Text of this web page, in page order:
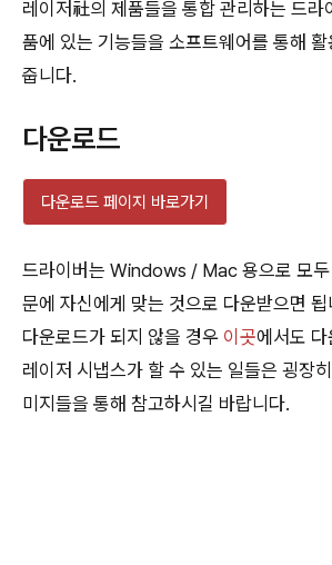
레이저社의 제품들을 통합 관리하는 드라
품에 있는 기능들을 소프트웨어를 통해
줍니다.
다운로드
다운로드 페이지 바로가기
드라이버는 Windows / Mac 용으로 모두
문에 자신에게 맞는 것으로 다운받으면 됩
다운로드가 되지 않을 경우 이곳에서도
레이저 시냅스가 할 수 있는 일들은 굉장
미지들을 통해 참고하시길 바랍니다.